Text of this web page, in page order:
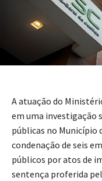
A atuação do
em uma investigação
públicas no Município
condenação de seis
públicos por atos de
sentença proferida